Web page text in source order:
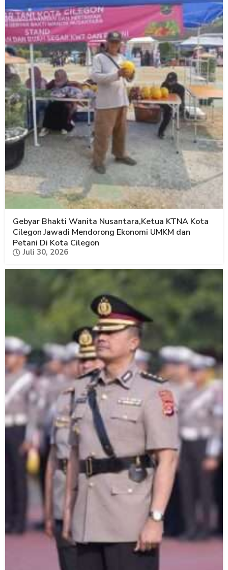
Gebyar Bhakti Wanita Nusantara,Ketua KTNA Kota
Cilegon Jawadi Mendorong Ekonomi UMKM dan
Petani Di Kota Cilegon
Juli 30, 2026